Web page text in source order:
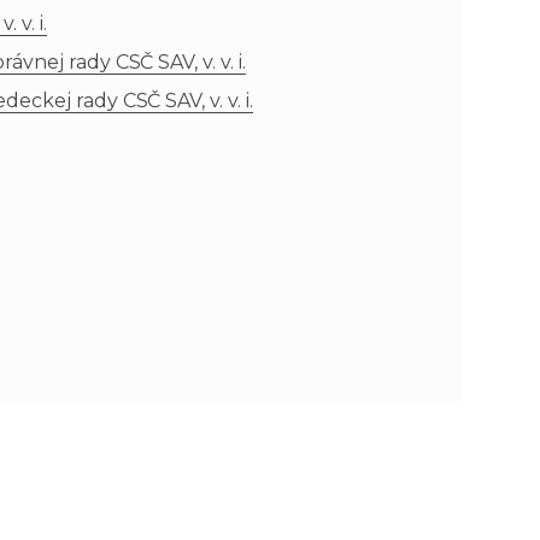
n
i
e
x
v. i.
rady CSČ SAV, v. v. i.
rady CSČ SAV, v. v. i.